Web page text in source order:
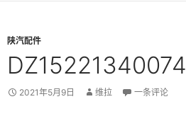
陕汽配件
DZ15221340074
2021年5月9日 维拉 一条评论